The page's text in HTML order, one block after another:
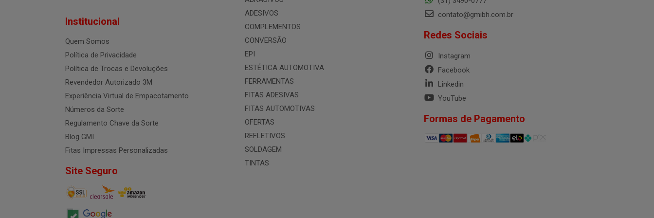
Institucional
Quem Somos
Política de Privacidade
Política de Trocas e Devoluções
Revendedor Autorizado 3M
Experiência Virtual de Empacotamento
Números da Sorte
Regulamento Chave da Sorte
Blog GMI
Fitas Impressas Personalizadas
Site Seguro
ADESIVOS
COMPLEMENTOS
CONVERSÃO
EPI
ESTÉTICA AUTOMOTIVA
FERRAMENTAS
FITAS ADESIVAS
FITAS AUTOMOTIVAS
OFERTAS
REFLETIVOS
SOLDAGEM
TINTAS
contato@gmibh.com.br
Redes Sociais
Instagram
Facebook
Linkedin
YouTube
Formas de Pagamento